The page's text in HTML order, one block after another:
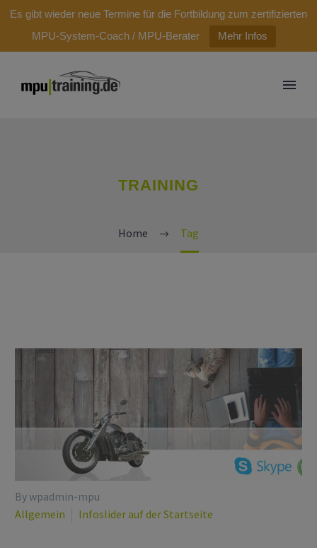
Es gibt wieder neue Termine für die Fortbildung zum zertifizierten
MPU-System-Coach / MPU-Berater
Mehr Infos
TRAINING
Home Tag
By wpadmin-mpu
Allgemein
Infoslider auf der Startseite
modal-check